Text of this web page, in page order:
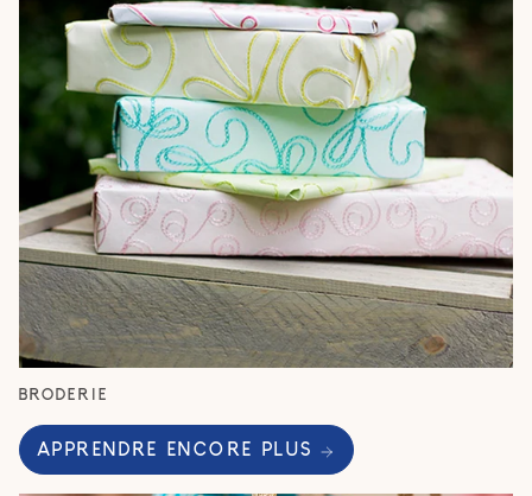
BRODERIE
APPRENDRE ENCORE PLUS